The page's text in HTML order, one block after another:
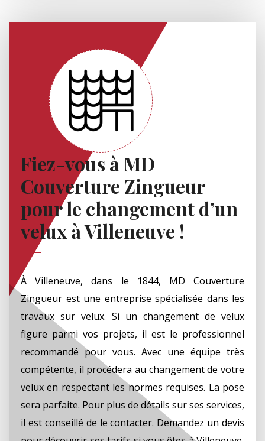
Fiez-vous à MD
Couverture Zingueur
pour le changement d’un
velux à Villeneuve !
À Villeneuve, dans le 1844, MD Couverture
Zingueur est une entreprise spécialisée dans les
travaux sur velux. Si un changement de velux
figure parmi vos projets, il est le professionnel
recommandé pour vous. Avec une équipe très
compétente, il procédera au changement de votre
velux en respectant les normes requises. La pose
sera parfaite. Pour plus de détails sur ses services,
il est conseillé de le contacter. Demandez un devis